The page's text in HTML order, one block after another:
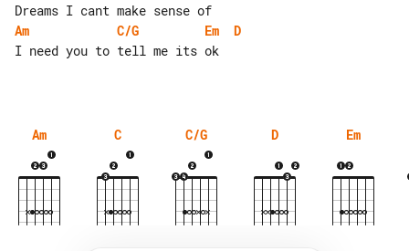
Am
C/G Em
D
I need you to tell me its ok
Am C C/G D Em